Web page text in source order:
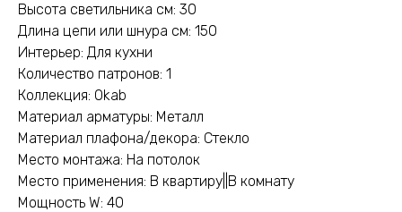
Высота светильника см: 30
Длина цепи или шнура см: 150
Интерьер: Для кухни
Количество патронов: 1
Коллекция: Okab
Материал арматуры: Металл
Материал плафона/декора: Стекло
Место монтажа: На потолок
Место применения: В квартиру||В комнату
Мощность W: 40